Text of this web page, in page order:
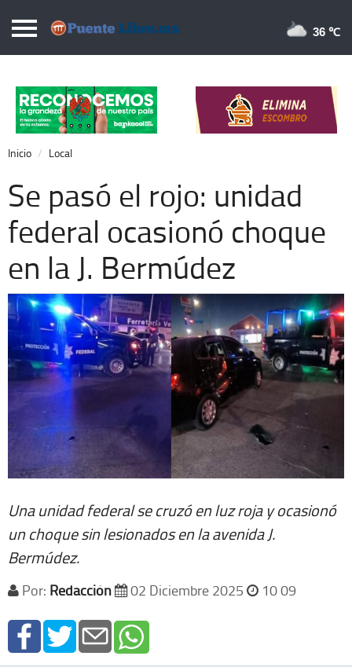
Puentelibre.mx
Local
Nacional
Opinión
Cronos
Economía
Espectáculos
Extra +
36 ℃
Inicio Local
Se pasó el rojo: unidad
federal ocasionó choque
en la J. Bermúdez
Una unidad federal se cruzó en luz roja y ocasionó
un choque sin lesionados en la avenida J.
Bermúdez.
Por: Redacción 02 Diciembre 2025 10 09